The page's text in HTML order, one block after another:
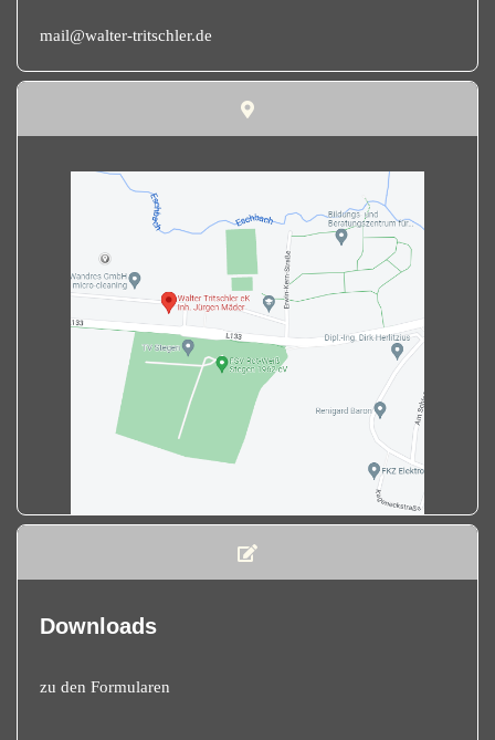
mail@walter-tritschler.de
Downloads
zu den Formularen